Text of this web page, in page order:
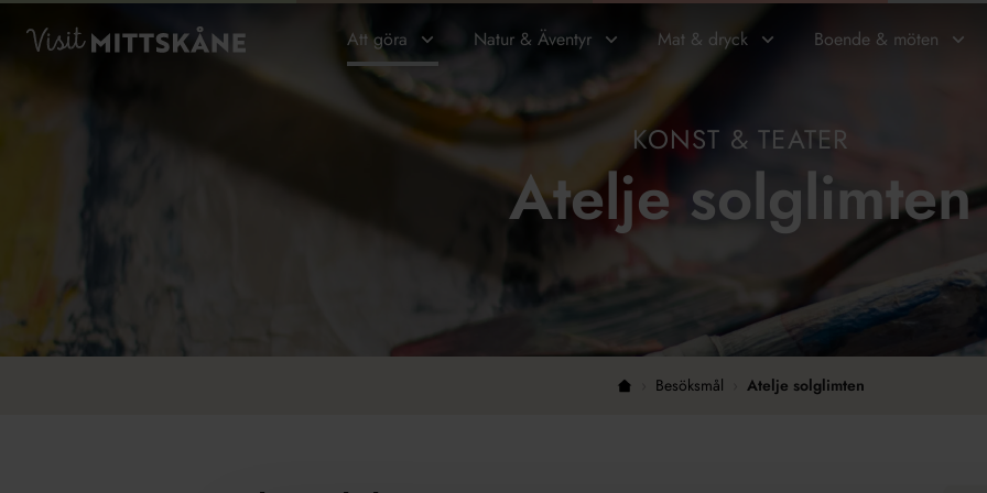
Hoppa till huvudinnehållet
Visit MittSkåneAtt göra Natur & Äventyr Mat & dryck Boende & möten
KONST & TEATER
Atelje solglimten
Hem Besöksmål Atelje solglimten